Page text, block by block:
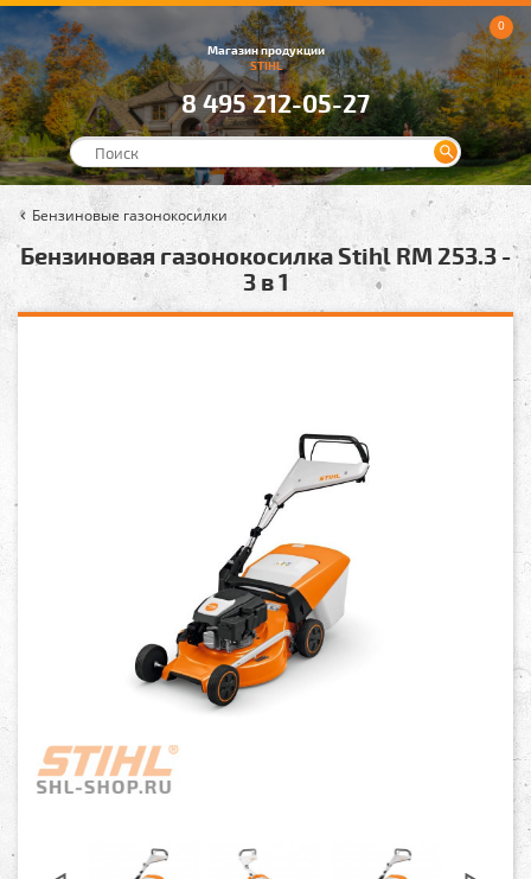
Магазин продукции
STIHL
8 495 212-05-27
0
Бензиновые газонокосилки
Бензиновая газонокосилка Stihl RM 253.3 -
3 в 1